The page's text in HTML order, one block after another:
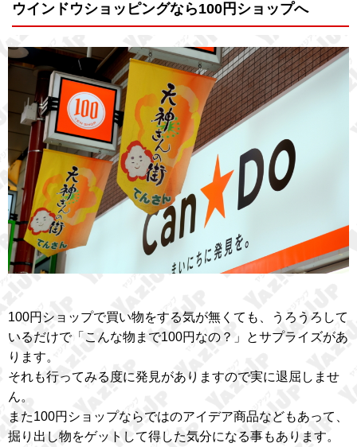
ウインドウショッピングなら100円ショップへ
100円ショップで買い物をする気が無くても、うろうろして
いるだけで「こんな物まで100円なの？」とサプライズがあ
ります。
それも行ってみる度に発見がありますので実に退屈しませ
ん。
また100円ショップならではのアイデア商品などもあって、
掘り出し物をゲットして得した気分になる事もあります。